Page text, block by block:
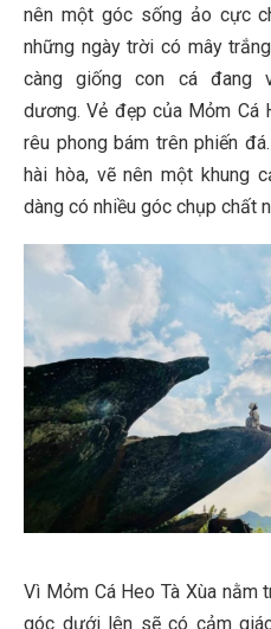
nên một góc sống ảo cực
những ngày trời có mây
càng giống con cá đang
dương. Vẻ đẹp của Mỏm Cá
rêu phong bám trên phiến
hài hòa, vẽ nên một khung
dàng có nhiều góc chụp chất
Vì Mỏm Cá Heo Tà Xùa nằm
góc dưới lên sẽ có cảm